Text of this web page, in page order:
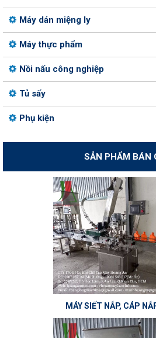
Máy dán miệng ly
Máy thực phẩm
Nồi nấu công nghiệp
Tủ sấy
Phụ kiện
SẢN PHẨM BÁN
MÁY SIẾT NẮP, CÁP